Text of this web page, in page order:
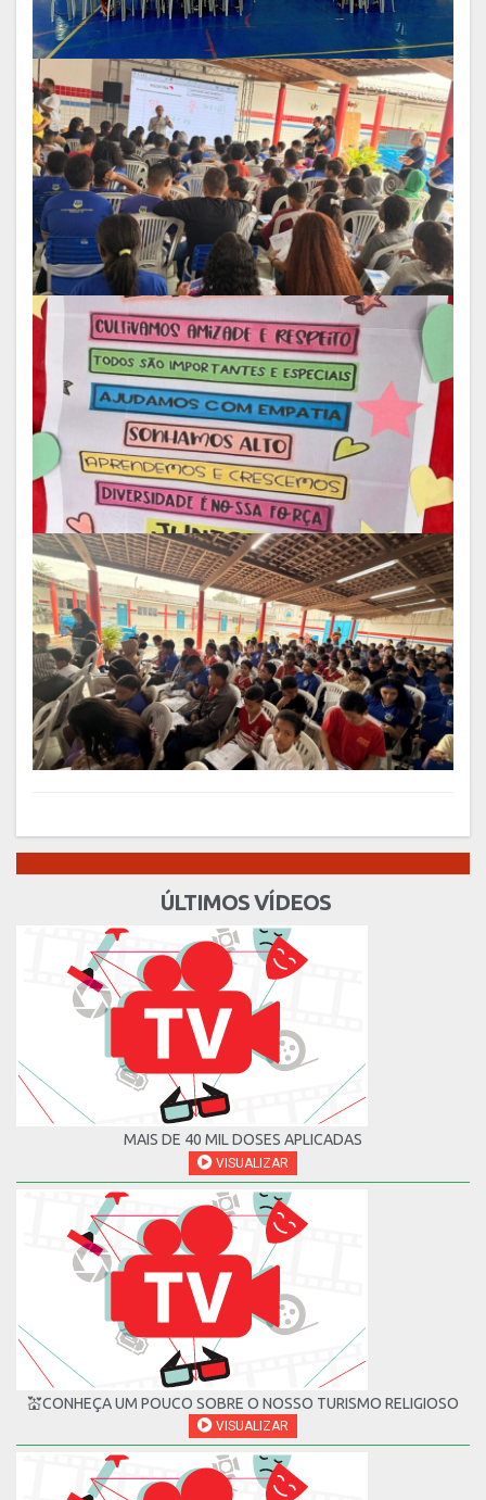
ÚLTIMOS VÍDEOS
MAIS DE 40 MIL DOSES APLICADAS
VISUALIZAR
💒CONHEÇA UM POUCO SOBRE O NOSSO TURISMO RELIGIOSO
VISUALIZAR